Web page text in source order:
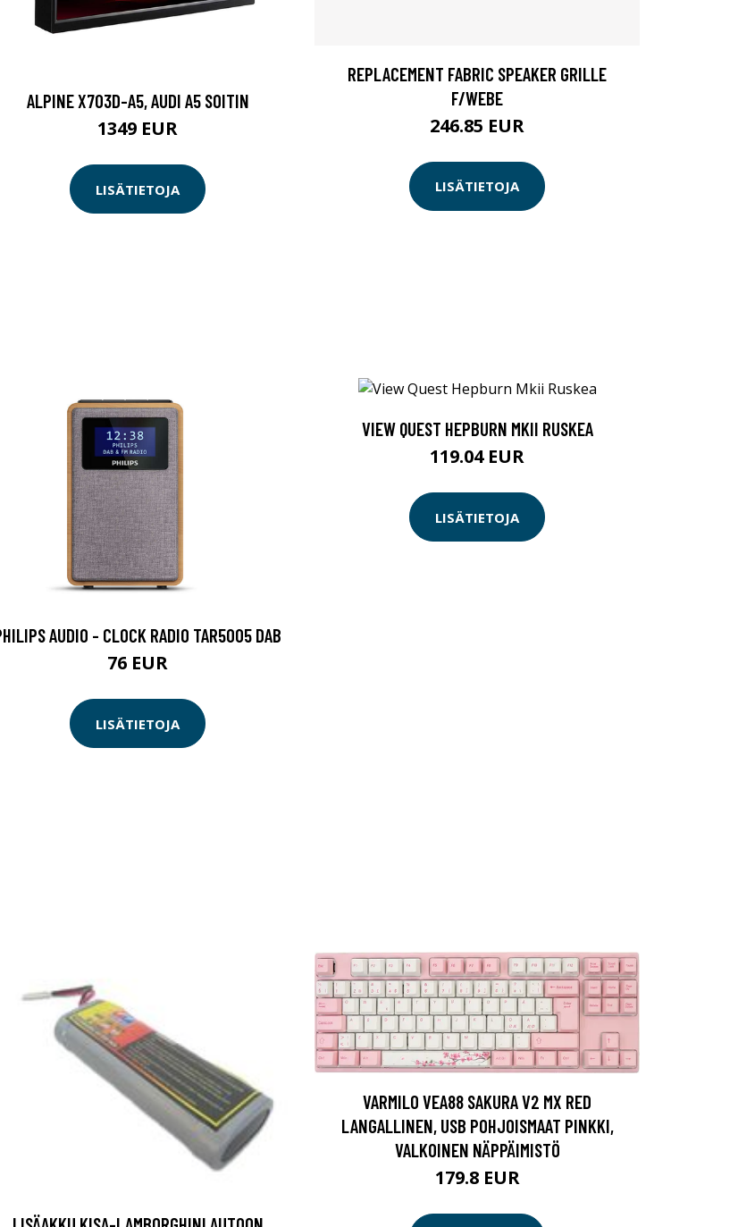
ALPINE X703D-A5, AUDI A5 SOITIN
1349 EUR
LISÄTIETOJA
REPLACEMENT FABRIC SPEAKER GRILLE
F/WEBE
246.85 EUR
LISÄTIETOJA
AUDIO - CLOCK RADIO TAR5005 DAB
76 EUR
LISÄTIETOJA
VIEW QUEST HEPBURN MKII RUSKEA
119.04 EUR
LISÄTIETOJA
VARMILO VEA88 SAKURA V2 MX RED
LANGALLINEN, USB POHJOISMAAT PINKKI,
VALKOINEN NÄPPÄIMISTÖ
179.8 EUR